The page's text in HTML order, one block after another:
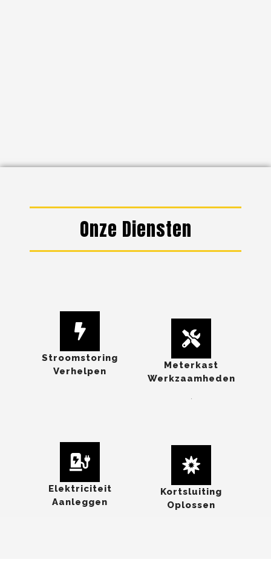
Onze Diensten
Stroomstoring
Verhelpen
Meterkast
Werkzaamheden
Elektriciteit
Aanleggen
Kortsluiting
Oplossen